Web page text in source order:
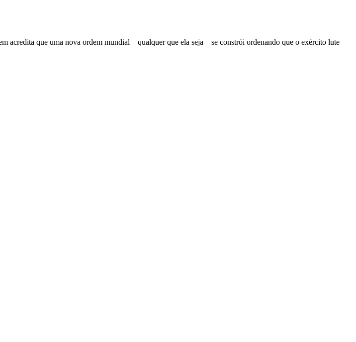
acredita que uma nova ordem mundial – qualquer que ela seja – se constrói ordenando que o exército lute